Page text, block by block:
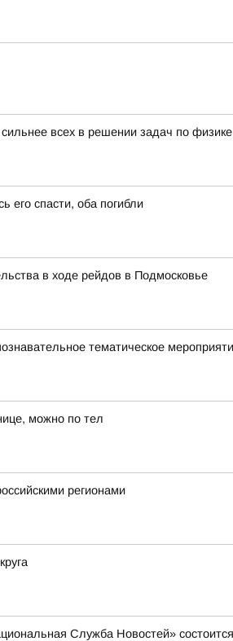
всех в решении задач по
его спасти, оба погибли
в ходе рейдов в Подмосковье
тематическое
можно по тел
регионами
Служба Новостей»